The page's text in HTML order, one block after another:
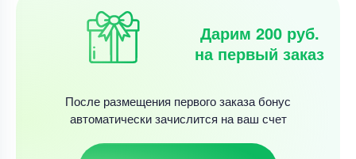
Дарим 200 руб.
на первый заказ
После размещения первого заказа бонус
автоматически зачислится на ваш счет